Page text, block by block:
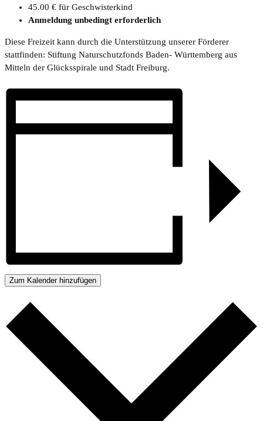
45.00 € für Geschwisterkind
Anmeldung unbedingt erforderlich
Diese Freizeit kann durch die Unterstützung unserer Förderer
stattfinden: Stiftung Naturschutzfonds Baden- Württemberg aus
Mitteln der Glücksspirale und Stadt Freiburg.
Zum Kalender hinzufügen